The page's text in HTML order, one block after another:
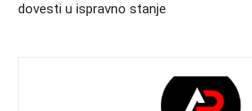
dovesti u ispravno stanje